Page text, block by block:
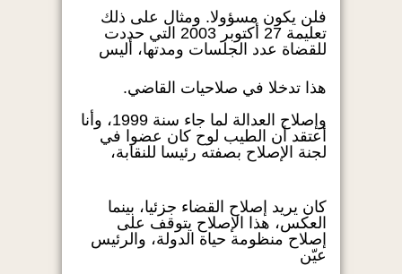
فلن يكون مسؤولا. ومثال على ذلك
تعليمة 27 أكتوبر 2003 التي حددت
للقضاة عدد الجلسات ومدتها، أليس
هذا تدخلا في صلاحيات القاضي.
وإصلاح العدالة لما جاء سنة 1999، وأنا
أعتقد أن الطيب لوح كان عضوا في
لجنة الإصلاح بصفته رئيسا للنقابة،
كان يريد إصلاح القضاء جزئيا، بينما
العكس، هذا الإصلاح يتوقف على
إصلاح منظومة حياة الدولة، والرئيس
عيّن